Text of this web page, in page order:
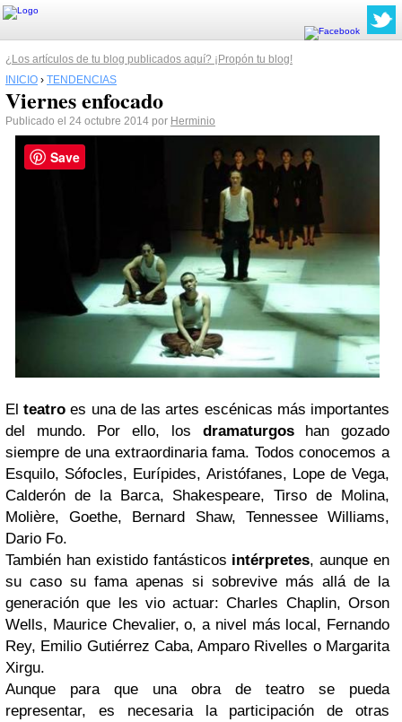
¿Los artículos de tu blog publicados aquí? ¡Propón tu blog!
INICIO › TENDENCIAS
Viernes enfocado
Publicado el 24 octubre 2014 por Herminio
Elteatroes una de las artes escénicas más importantes
del mundo. Por ello, los dramaturgos han gozado
siempre de una extraordinaria fama. Todos conocemos a
Esquilo, Sófocles, Eurípides, Aristófanes, Lope de Vega,
Calderón de la Barca, Shakespeare, Tirso de Molina,
Molière, Goethe, Bernard Shaw, Tennessee Williams,
Dario Fo.
También han existido fantásticos intérpretes, aunque en
su caso su fama apenas si sobrevive más allá de la
generación que les vio actuar: Charles Chaplin, Orson
Wells, Maurice Chevalier, o, a nivel más local, Fernando
Rey, Emilio Gutiérrez Caba, Amparo Rivelles o Margarita
Xirgu.
Aunque para que una obra de teatro se pueda
representar, es necesaria la participación de otras
Save